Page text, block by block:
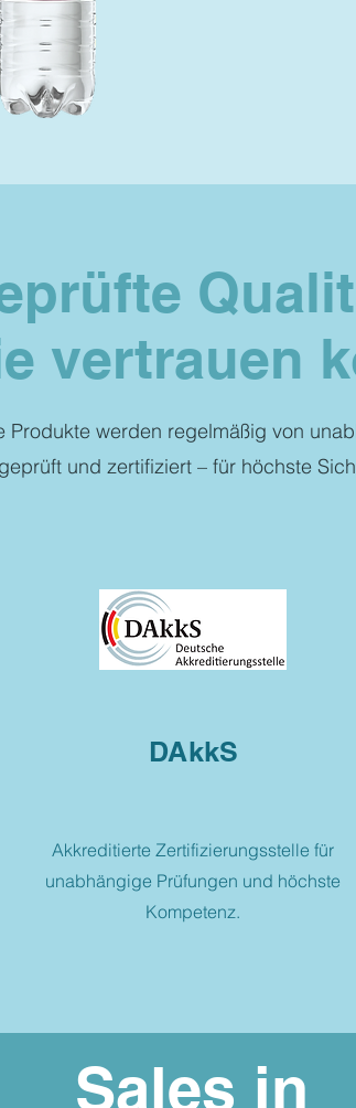
vertrauen
Produkte werden regelmäßig von
und zertifiziert – für höchste
DAkkS
Akkreditierte Zertifizierungsstelle für
unabhängige Prüfungen und höchste
Kompetenz.
Sales in